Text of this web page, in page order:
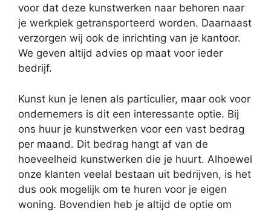
voor dat deze kunstwerken naar behoren naar
je werkplek getransporteerd worden. Daarnaast
verzorgen wij ook de inrichting van je kantoor.
We geven altijd advies op maat voor ieder
bedrijf.
Kunst kun je lenen als particulier, maar ook voor
ondernemers is dit een interessante optie. Bij
ons huur je kunstwerken voor een vast bedrag
per maand. Dit bedrag hangt af van de
hoeveelheid kunstwerken die je huurt. Alhoewel
onze klanten veelal bestaan uit bedrijven, is het
dus ook mogelijk om te huren voor je eigen
woning. Bovendien heb je altijd de optie om